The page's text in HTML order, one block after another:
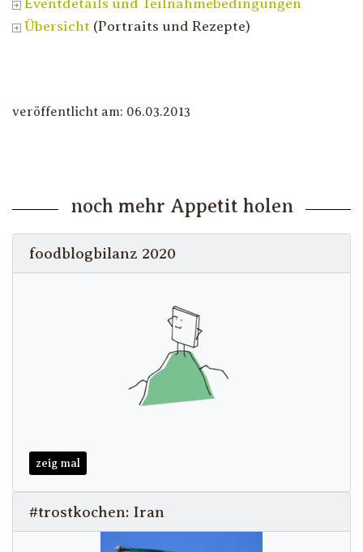
Eventdetails und Teilnahmebedingungen
Übersicht (Portraits und Rezepte)
veröffentlicht am: 06.03.2013
noch mehr Appetit holen
foodblogbilanz 2020
zeig mal
#trostkochen: Iran